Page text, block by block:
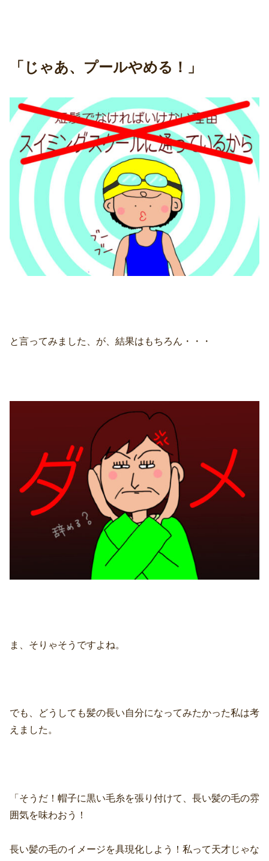
「じゃあ、プールやめる！」
と言ってみました、が、結果はもちろん・・・
ま、そりゃそうですよね。
でも、どうしても髪の長い自分になってみたかった私は考
えました。
「そうだ！帽子に黒い毛糸を張り付けて、長い髪の毛の雰
囲気を味わおう！
長い髪の毛のイメージを具現化しよう！私って天才じゃな